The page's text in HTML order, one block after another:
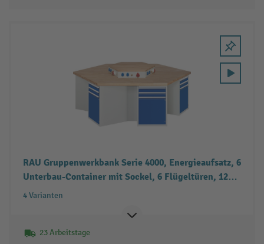
RAU Gruppenwerkbank Serie 4000, Energieaufsatz, 6
Unterbau-Container mit Sockel, 6 Flügeltüren, 12
Schubladen
4 Varianten
23 Arbeitstage